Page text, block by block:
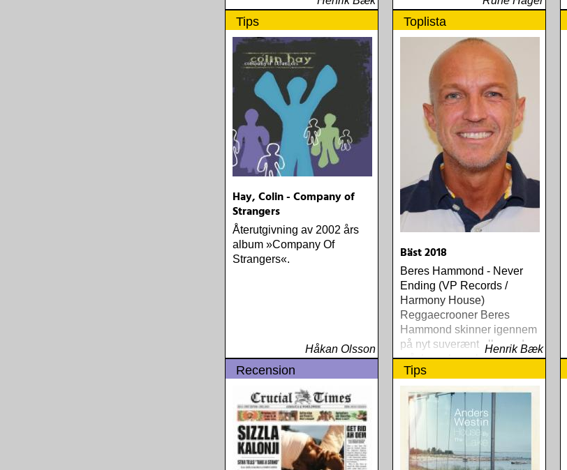
Tips
Hay, Colin - Company of
Strangers
Återutgivning av 2002 års
album »Company Of
Strangers«.
Håkan Olsson
Toplista
Bäst 2018
Beres Hammond - Never
Ending (VP Records /
Harmony House)
Reggaecrooner Beres
Hammond skinner igennem
på nyt suverænt album, der
måske er hans bedste
gennem tiderne
Henrik Bæk
Recension Tips